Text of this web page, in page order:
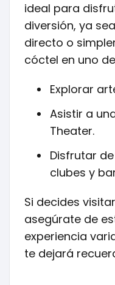
ideal para
diversión, ya
directo o
cóctel en uno
Explorar
Asistir a
Theater.
Disfrutar
clubes y
Si decides
asegúrate de
experiencia
te dejará